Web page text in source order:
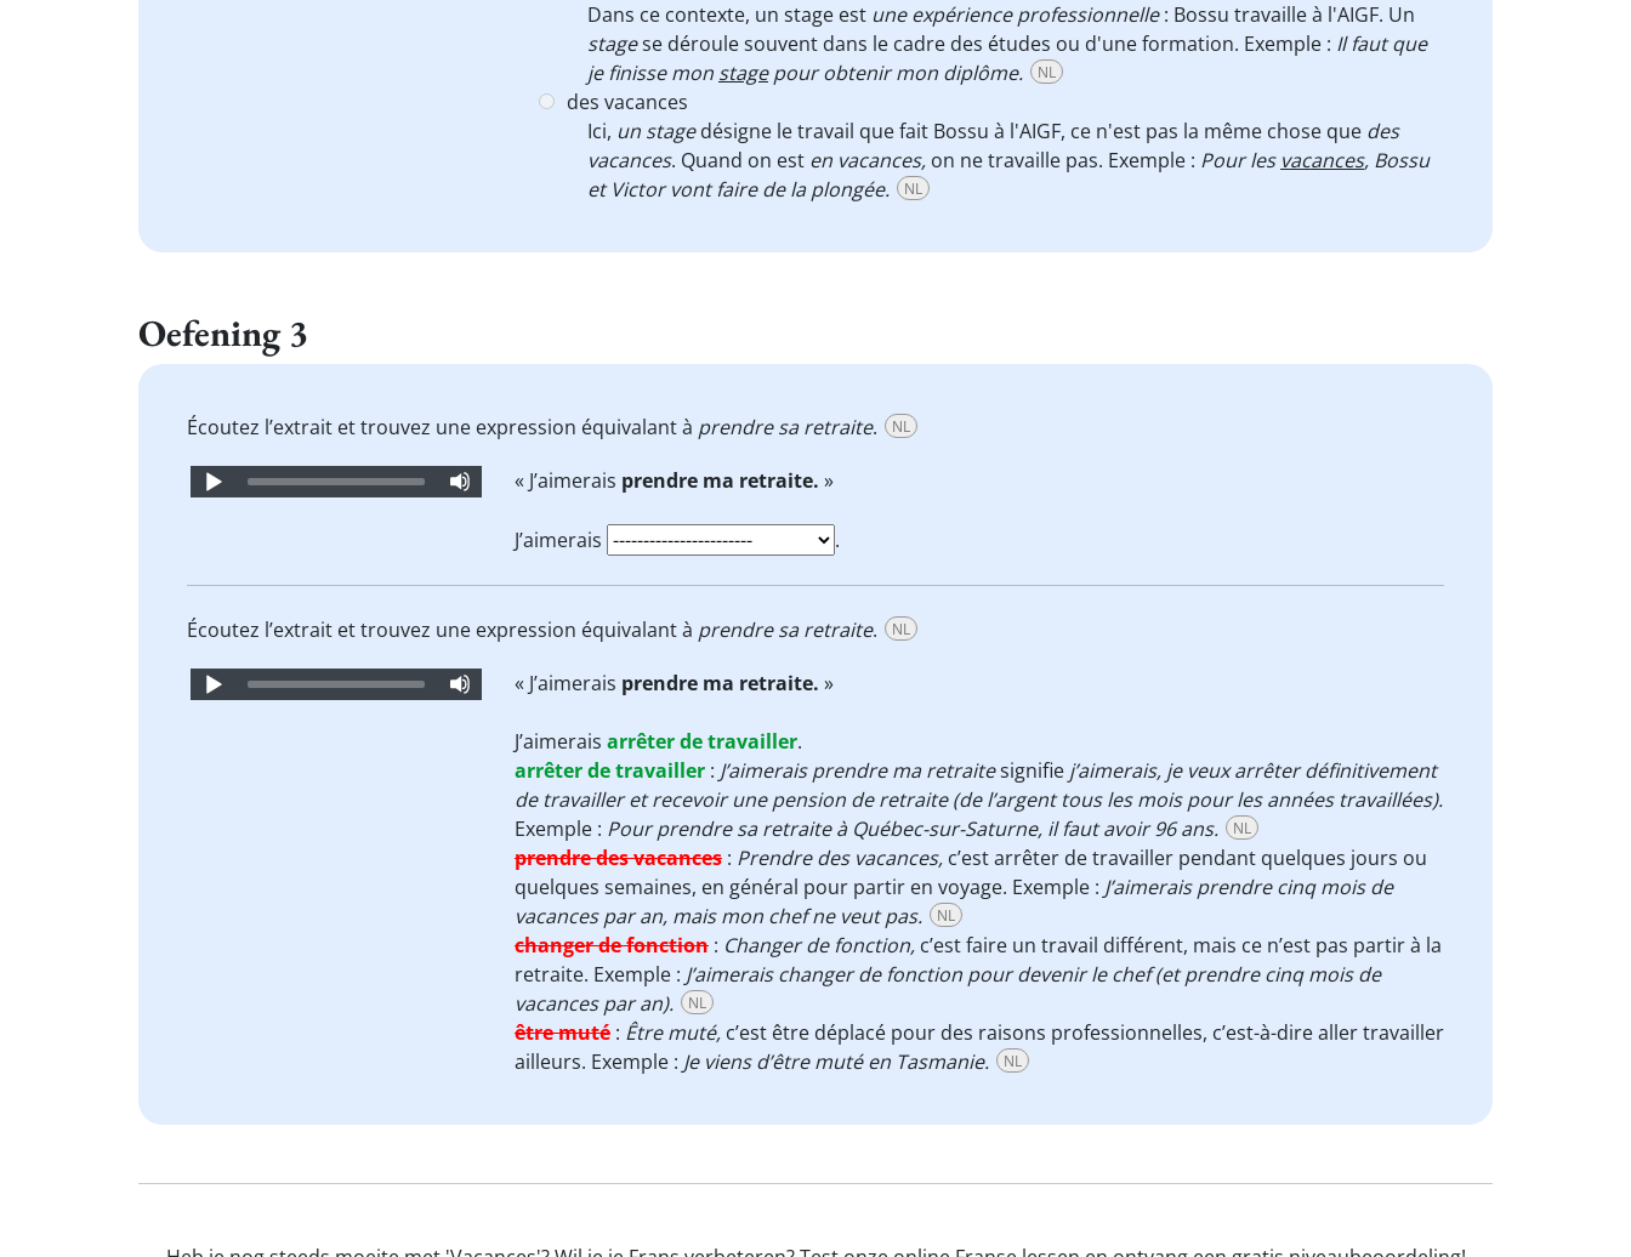
Dans ce contexte, un stage est une expérience professionnelle: Bossu travaille à l'AIGF. Un
stagese déroule souvent dans le cadre des études ou d'une formation. Exemple : Il faut que
je finisse mon stagepour obtenir mon diplôme. NL
des vacances
Ici, un stagedésigne le travail que fait Bossu à l'AIGF, ce n'est pas la même chose que des
vacances. Quand on est en vacances, on ne travaille pas. Exemple : Pour les vacances, Bossu
et Victor vont faire de la plongée.
NL
Oefening 3
Écoutez l’extrait et trouvez une expression équivalant à prendre sa retraite. NL
Audio
« J’aimerais prendre ma retraite. »
J’aimerais .
Écoutez l’extrait et trouvez une expression équivalant à prendre sa retraite. NL
Audio
« J’aimerais prendre ma retraite. »
J’aimerais arrêter de travailler.
arrêter de travailler : J’aimerais prendre ma retraitesignifie j’aimerais, je veux arrêter définitivement
de travailler et recevoir une pension de retraite (de l’argent tous les mois pour les années travaillées).
Exemple : Pour prendre sa retraite à Québec-sur-Saturne, il faut avoir 96 ans. NL
prendre des vacances : Prendre des vacances, c’est arrêter de travailler pendant quelques jours ou
quelques semaines, en général pour partir en voyage. Exemple : J’aimerais prendre cinq mois de
vacances par an, mais mon chef ne veut pas.
NL
changer de fonction : Changer de fonction, c’est faire un travail différent, mais ce n’est pas partir à la
retraite. Exemple : J’aimerais changer de fonction pour devenir le chef (et prendre cinq mois de
vacances par an).
NL
être muté : Être muté, c’est être déplacé pour des raisons professionnelles, c’est-à-dire aller travailler
ailleurs. Exemple : Je viens d’être muté en Tasmanie. NL